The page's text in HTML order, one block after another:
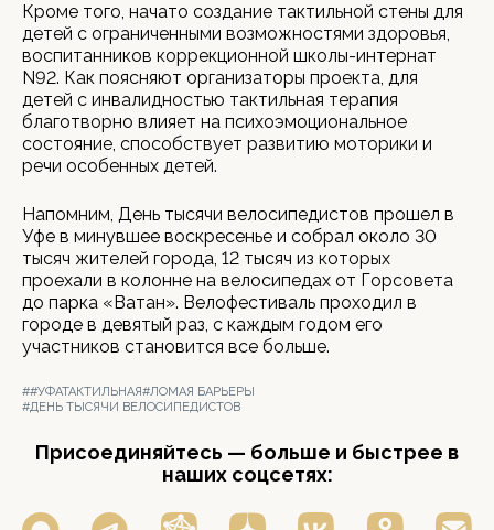
Кроме того, начато создание тактильной стены для
детей с ограниченными возможностями здоровья,
воспитанников коррекционной школы-интернат
N92. Как поясняют организаторы проекта, для
детей с инвалидностью тактильная терапия
благотворно влияет на психоэмоциональное
состояние, способствует развитию моторики и
речи особенных детей.
Напомним, День тысячи велосипедистов прошел в
Уфе в минувшее воскресенье и собрал около 30
тысяч жителей города, 12 тысяч из которых
проехали в колонне на велосипедах от Горсовета
до парка «Ватан». Велофестиваль проходил в
городе в девятый раз, с каждым годом его
участников становится все больше.
##УФАТАКТИЛЬНАЯ#ЛОМАЯ БАРЬЕРЫ
#ДЕНЬ ТЫСЯЧИ ВЕЛОСИПЕДИСТОВ
Присоединяйтесь — больше и быстрее в
наших соцсетях: